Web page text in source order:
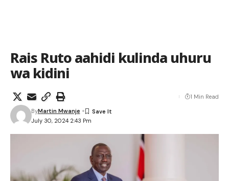
Rais Ruto aahidi kulinda uhuru
wa kidini
July 30, 2024 2:43 Pm
ByMartin Mwanje
1 Min Read